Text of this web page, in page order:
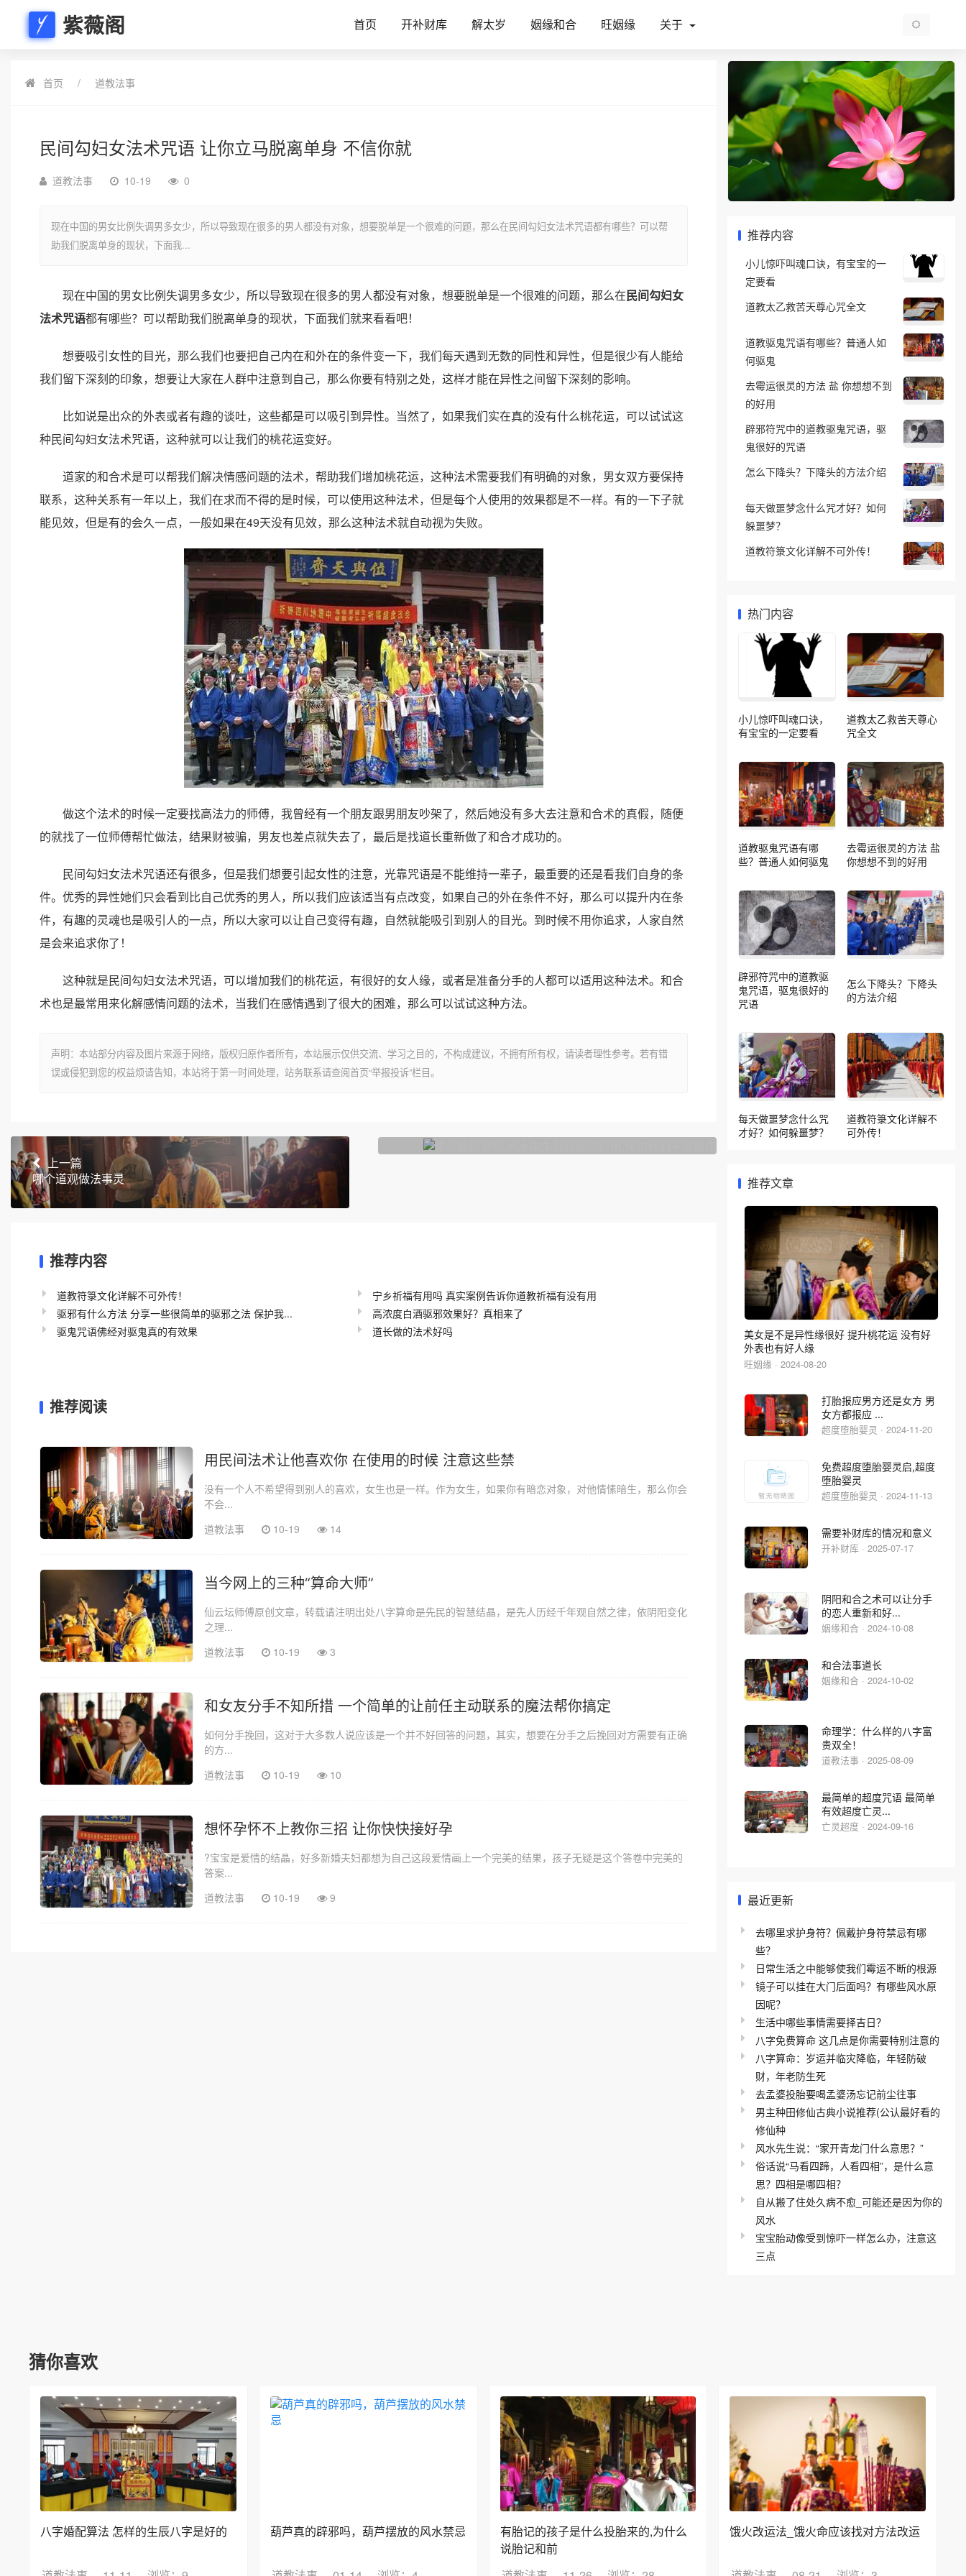
紫薇阁 首页 开补财库 解太岁 姻缘和合 旺姻缘 关于
首页 道教法事
民间勾妇女法术咒语 让你立马脱离单身 不信你就
道教法事 10-19 0
现在中国的男女比例失调男多女少，所以导致现在很多的男人都没有对象，想要脱单是一个很难的问题，那么在民间勾妇女法术咒语都有哪些？可以帮
助我们脱离单身的现状，下面我...
现在中国的男女比例失调男多女少，所以导致现在很多的男人都没有对象，想要脱单是一个很难的问题，那么在民间勾妇女
法术咒语都有哪些？可以帮助我们脱离单身的现状，下面我们就来看看吧！
想要吸引女性的目光，那么我们也要把自己内在和外在的条件变一下，我们每天遇到无数的同性和异性，但是很少有人能给
我们留下深刻的印象，想要让大家在人群中注意到自己，那么你要有特别之处，这样才能在异性之间留下深刻的影响。
比如说是出众的外表或者有趣的谈吐，这些都是可以吸引到异性。当然了，如果我们实在真的没有什么桃花运，可以试试这
种民间勾妇女法术咒语，这种就可以让我们的桃花运变好。
道家的和合术是可以帮我们解决情感问题的法术，帮助我们增加桃花运，这种法术需要我们有明确的对象，男女双方要保持
联系，这种关系有一年以上，我们在求而不得的是时候，可以使用这种法术，但是每个人使用的效果都是不一样。有的一下子就
能见效，但是有的会久一点，一般如果在49天没有见效，那么这种法术就自动视为失败。
做这个法术的时候一定要找高法力的师傅，我曾经有一个朋友跟男朋友吵架了，然后她没有多大去注意和合术的真假，随便
的就找了一位师傅帮忙做法，结果财被骗，男友也差点就失去了，最后是找道长重新做了和合才成功的。
民间勾妇女法术咒语还有很多，但是我们想要引起女性的注意，光靠咒语是不能维持一辈子，最重要的还是看我们自身的条
件。优秀的异性她们只会看到比自己优秀的男人，所以我们应该适当有点改变，如果自己的外在条件不好，那么可以提升内在条
件，有趣的灵魂也是吸引人的一点，所以大家可以让自己变得有趣，自然就能吸引到别人的目光。到时候不用你追求，人家自然
是会来追求你了！
这种就是民间勾妇女法术咒语，可以增加我们的桃花运，有很好的女人缘，或者是准备分手的人都可以适用这种法术。和合
术也是最常用来化解感情问题的法术，当我们在感情遇到了很大的困难，那么可以试试这种方法。
声明：本站部分内容及图片来源于网络，版权归原作者所有，本站展示仅供交流、学习之目的，不构成建议，不拥有所有权，请读者理性参考。若有错
误或侵犯到您的权益烦请告知，本站将于第一时间处理，站务联系请查阅首页“举报投诉”栏目。
上一篇
哪个道观做法事灵
推荐内容
道教符箓文化详解不可外传！
宁乡祈福有用吗 真实案例告诉你道教祈福有没有用
驱邪有什么方法 分享一些很简单的驱邪之法 保护我...
高浓度白酒驱邪效果好？真相来了
驱鬼咒语佛经对驱鬼真的有效果
道长做的法术好吗
推荐阅读
用民间法术让他喜欢你 在使用的时候 注意这些禁
没有一个人不希望得到别人的喜欢，女生也是一样。作为女生，如果你有暗恋对象，对他情愫暗生，那么你会
不会...
道教法事
10-19 14
当今网上的三种“算命大师”
仙云坛师傅原创文章，转载请注明出处八字算命是先民的智慧结晶，是先人历经千年观自然之律，依阴阳变化
之理...
道教法事
10-19 3
和女友分手不知所措 一个简单的让前任主动联系的魔法帮你搞定
如何分手挽回，这对于大多数人说应该是一个并不好回答的问题，其实，想要在分手之后挽回对方需要有正确
的方...
道教法事
10-19 10
想怀孕怀不上教你三招 让你快快接好孕
?宝宝是爱情的结晶，好多新婚夫妇都想为自己这段爱情画上一个完美的结果，孩子无疑是这个答卷中完美的
答案...
道教法事
10-19 9
推荐内容
小儿惊吓叫魂口诀，有宝宝的一
定要看
道教太乙救苦天尊心咒全文
道教驱鬼咒语有哪些？普通人如
何驱鬼
去霉运很灵的方法 盐 你想想不到
的好用
辟邪符咒中的道教驱鬼咒语，驱
鬼很好的咒语
怎么下降头？下降头的方法介绍
每天做噩梦念什么咒才好？如何
躲噩梦？
道教符箓文化详解不可外传！
热门内容
小儿惊吓叫魂口诀，
有宝宝的一定要看
道教太乙救苦天尊心
咒全文
道教驱鬼咒语有哪
些？普通人如何驱鬼
去霉运很灵的方法 盐
你想想不到的好用
辟邪符咒中的道教驱
鬼咒语，驱鬼很好的
咒语
怎么下降头？下降头
的方法介绍
每天做噩梦念什么咒
才好？如何躲噩梦？
道教符箓文化详解不
可外传！
推荐文章
美女是不是异性缘很好 提升桃花运 没有好
外表也有好人缘
旺姻缘 · 2024-08-20
打胎报应男方还是女方 男
女方都报应 ...
超度堕胎婴灵 · 2024-11-20
免费超度堕胎婴灵启,超度
堕胎婴灵
超度堕胎婴灵 · 2024-11-13
需要补财库的情况和意义
开补财库 · 2025-07-17
阴阳和合之术可以让分手
的恋人重新和好...
姻缘和合 · 2024-10-08
和合法事道长
姻缘和合 · 2024-10-02
命理学：什么样的八字富
贵双全！
道教法事 · 2025-08-09
最简单的超度咒语 最简单
有效超度亡灵...
亡灵超度 · 2024-09-16
最近更新
去哪里求护身符？佩戴护身符禁忌有哪
些？
日常生活之中能够使我们霉运不断的根源
镜子可以挂在大门后面吗？有哪些风水原
因呢？
生活中哪些事情需要择吉日？
八字免费算命 这几点是你需要特别注意的
八字算命：岁运并临灾降临，年轻防破
财，年老防生死
去孟婆投胎要喝孟婆汤忘记前尘往事
男主种田修仙古典小说推荐(公认最好看的
修仙种
风水先生说：“家开青龙门什么意思？”
俗话说“马看四蹄，人看四相”，是什么意
思？四相是哪四相？
自从搬了住处久病不愈_可能还是因为你的
风水
宝宝胎动像受到惊吓一样怎么办，注意这
三点
猜你喜欢
八字婚配算法 怎样的生辰八字是好的 葫芦真的辟邪吗，葫芦摆放的风水禁忌
有胎记的孩子是什么投胎来的,为什么
说胎记和前
饿火改运法_饿火命应该找对方法改运